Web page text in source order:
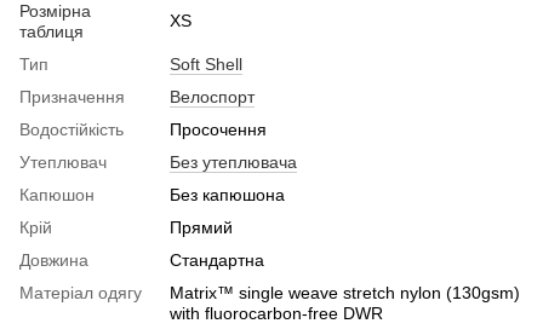
Розмірна
таблиця
XS
Тип
Soft Shell
Призначення
Велоспорт
Водостійкість
Просочення
Утеплювач
Без утеплювача
Капюшон
Без капюшона
Крій
Прямий
Довжина
Стандартна
Матеріал одягу
Matrix™ single weave stretch nylon (130gsm)
with fluorocarbon-free DWR